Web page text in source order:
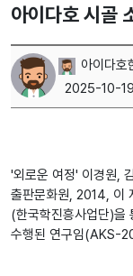
아이다호 시골
아이다호
2025-10-
'외로운 여정' 이경원,
출판문화원, 2014, 이
(한국학진흥사업단)을
수행된 연구임